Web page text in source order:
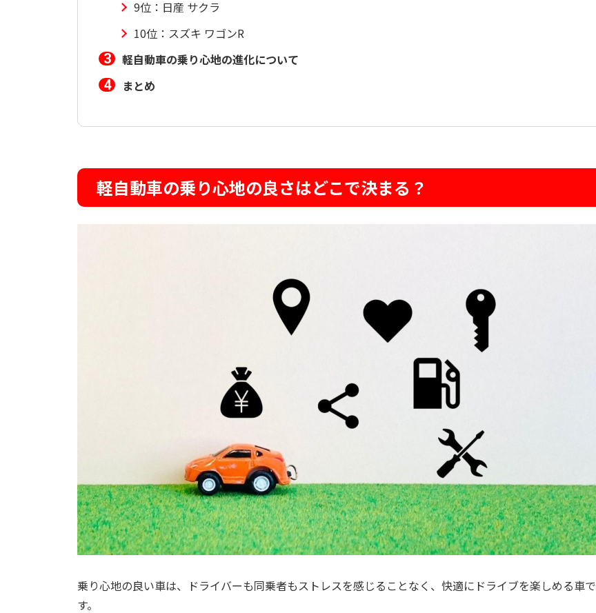
9位：日産 サクラ
10位：スズキ ワゴンR
軽自動車の乗り心地の進化について
まとめ
軽自動車の乗り心地の良さはどこで決まる？
乗り心地の良い車は、ドライバーも同乗者もストレスを感じることなく、快適にドライブを楽しめる車で
す。